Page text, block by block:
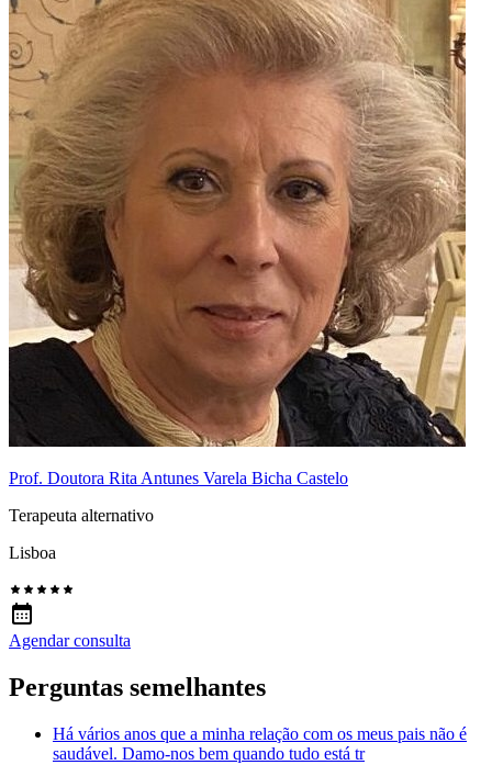
Prof. Doutora Rita Antunes Varela Bicha Castelo
Terapeuta alternativo
Lisboa
Agendar consulta
Perguntas semelhantes
Há vários anos que a minha relação com os meus pais não é
saudável. Damo-nos bem quando tudo está tr